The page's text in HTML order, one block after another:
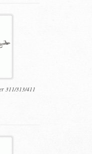
311/313/411